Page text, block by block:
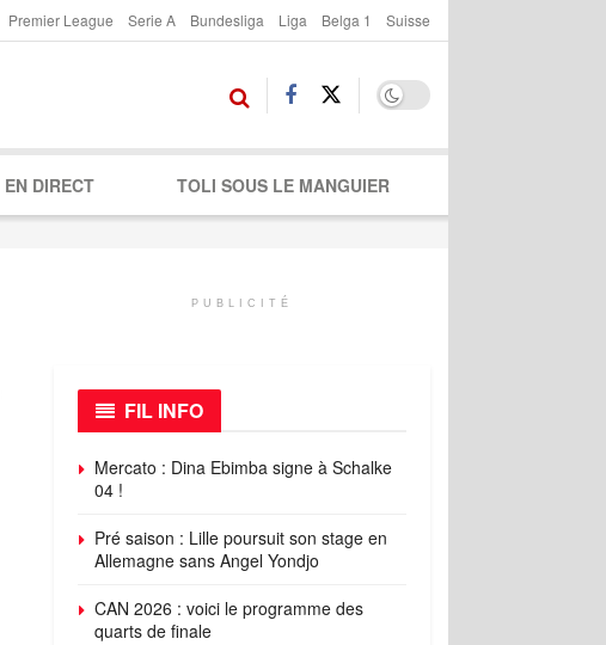
Premier League Serie A Bundesliga Liga Belga 1 Suisse
EN DIRECT TOLI SOUS LE MANGUIER
PUBLICITÉ
FIL INFO
Mercato : Dina Ebimba signe à Schalke
04 !
Pré saison : Lille poursuit son stage en
Allemagne sans Angel Yondjo
CAN 2026 : voici le programme des
quarts de finale